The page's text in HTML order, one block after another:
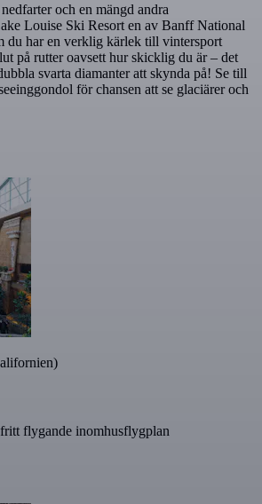
och en mängd andra
Louise Ski Resort en av Banff National
du har en verklig kärlek till vintersport
på rutter oavsett hur skicklig du är – det
svarta diamanter att skynda på! Se till
för chansen att se glaciärer och
flygande inomhusflygplan